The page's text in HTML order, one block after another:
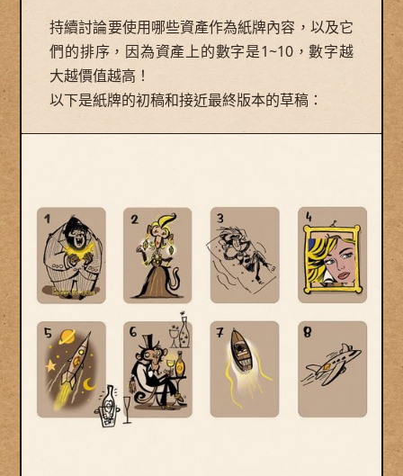
持續討論要使用哪些資產作為紙牌內容，以及它
們的排序，因為資產上的數字是1~10，數字越
大越價值越高！
以下是紙牌的初稿和接近最終版本的草稿：